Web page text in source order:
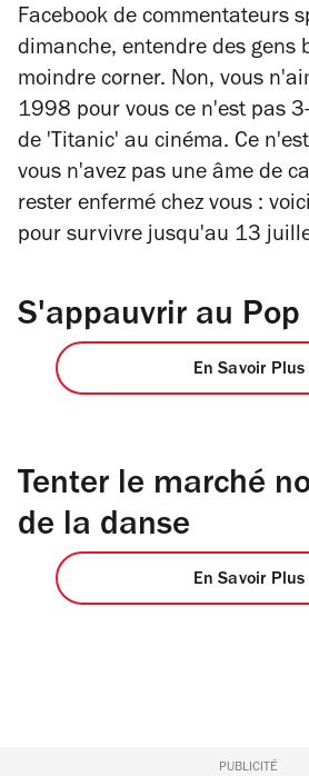
Facebook de commentateurs
dimanche, entendre des gens
moindre corner. Non, vous
1998 pour vous ce n'est pas
de 'Titanic' au cinéma. Ce
vous n'avez pas une âme de
rester enfermé chez vous :
pour survivre jusqu'au 13
S'appauvrir au Pop
En Savoir Plus
Tenter le marché
de la danse
En Savoir Plus
PUBLICITÉ